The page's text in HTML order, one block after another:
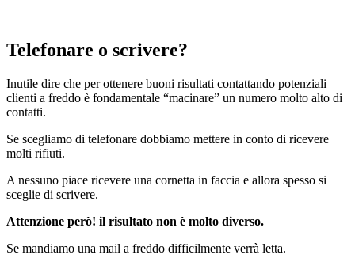
Telefonare o scrivere?
Inutile dire che per ottenere buoni risultati contattando potenziali
clienti a freddo è fondamentale “macinare” un numero molto alto di
contatti.
Se scegliamo di telefonare dobbiamo mettere in conto di ricevere
molti rifiuti.
A nessuno piace ricevere una cornetta in faccia e allora spesso si
sceglie di scrivere.
Attenzione però! il risultato non è molto diverso.
Se mandiamo una mail a freddo difficilmente verrà letta.